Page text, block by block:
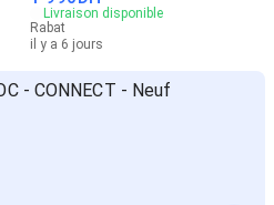
- CONNECT - Neuf
Livraison disponible
Rabat
il y a 6 jours